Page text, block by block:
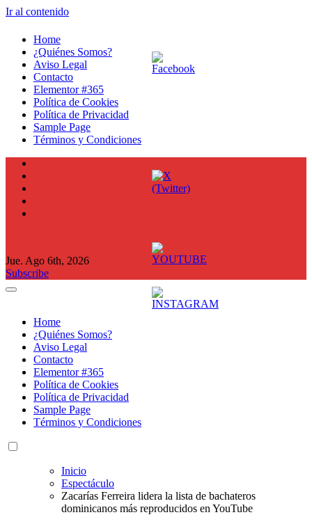
Ir al contenido
Home
¿Quiénes Somos?
Aviso Legal
Contacto
Elementor #365
Política de Cookies
Política de Privacidad
Sample Page
Términos y Condiciones
Jue. Ago 6th, 2026
Subscribe
Home
¿Quiénes Somos?
Aviso Legal
Contacto
Elementor #365
Política de Cookies
Política de Privacidad
Sample Page
Términos y Condiciones
Inicio
Espectáculo
Zacarías Ferreira lidera la lista de bachateros
dominicanos más reproducidos en YouTube